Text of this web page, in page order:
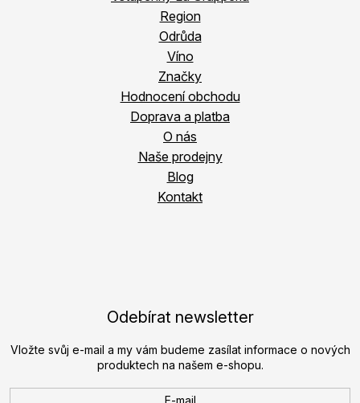
Region
Odrůda
Víno
Značky
Hodnocení obchodu
Doprava a platba
O nás
Naše prodejny
Blog
Kontakt
Odebírat newsletter
Vložte svůj e-mail a my vám budeme zasílat informace o nových
produktech na našem e-shopu.